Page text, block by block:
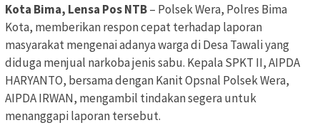
Kota Bima, Lensa Pos NTB– Polsek Wera, Polres Bima
Kota, memberikan respon cepat terhadap laporan
masyarakat mengenai adanya warga di Desa Tawali yang
diduga menjual narkoba jenis sabu. Kepala SPKT II, AIPDA
HARYANTO, bersama dengan Kanit Opsnal Polsek Wera,
AIPDA IRWAN, mengambil tindakan segera untuk
menanggapi laporan tersebut.